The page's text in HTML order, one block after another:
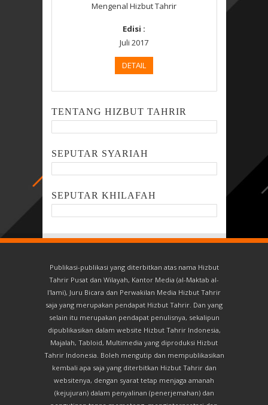
Mengenal Hizbut Tahrir
Edisi :
Juli 2017
DETAIL
TENTANG HIZBUT TAHRIR
SEPUTAR SYARIAH
SEPUTAR KHILAFAH
Publikasi-publikasi yang diterbitkan atas nama Hizbut
Tahrir Pusat dan Wilayah, Kantor Media (al-Maktab al-
I'lami), Juru Bicara dan Perwakilan Media Hizbut Tahrir
saja yang merupakan pendapat Hizbut Tahrir. Dan yang
selain itu merupakan pendapat penulisnya, sekalipun
dipublikasikan dalam website Hizbut Tahrir Indonesia,
Majalah, Tabloid, Multimedia yang diproduksi Hizbut
Tahrir Indonesia. Boleh mengutip dan mempublikasikan
kembali apa saja yang diterbitkan Hizbut Tahrir dan
websitenya, dengan syarat tetap menjaga amanah
(kejujuran) dalam penyalinan (penerjemahan) dan